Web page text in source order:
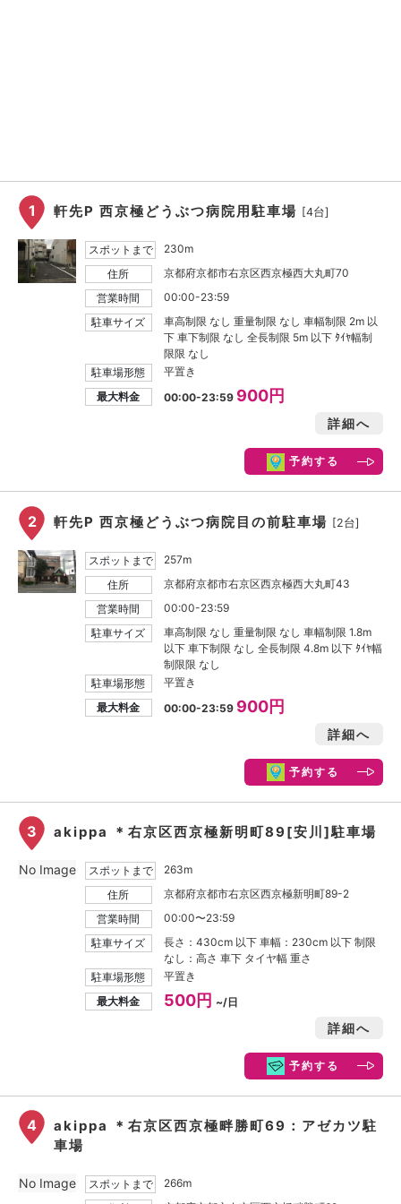
1 軒先P 西京極どうぶつ病院用駐車場 [4台]
スポットまで
230m
住所
京都府京都市右京区西京極西大丸町70
営業時間
00:00-23:59
駐車サイズ
車高制限 なし 重量制限 なし 車幅制限 2m 以
下 車下制限 なし 全長制限 5m 以下 ﾀｲﾔ幅制
限限 なし
駐車場形態
平置き
最大料金
00:00-23:59 900円
詳細へ
予約する
2 軒先P 西京極どうぶつ病院目の前駐車場 [2台]
スポットまで
257m
住所
京都府京都市右京区西京極西大丸町43
営業時間
00:00-23:59
駐車サイズ
車高制限 なし 重量制限 なし 車幅制限 1.8m
以下 車下制限 なし 全長制限 4.8m 以下 ﾀｲﾔ幅
制限限 なし
駐車場形態
平置き
最大料金
00:00-23:59 900円
詳細へ
予約する
3 akippa ＊右京区西京極新明町89[安川]駐車場
スポットまで
263m
住所
京都府京都市右京区西京極新明町89-2
営業時間
00:00〜23:59
駐車サイズ
長さ：430cm 以下 車幅：230cm 以下 制限
なし：高さ 車下 タイヤ幅 重さ
駐車場形態
平置き
最大料金
500円 ~/日
詳細へ
予約する
No Image
4
akippa ＊右京区西京極畔勝町69：アゼカツ駐
車場
スポットまで
266m
No Image